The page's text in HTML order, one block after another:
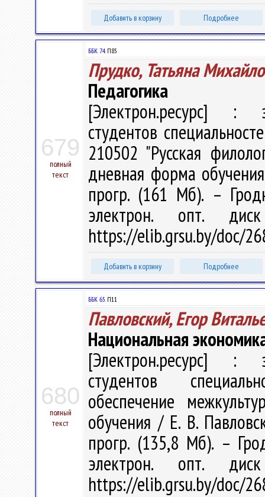
Добавить в корзину Подробнее
679
полный
текст
ББК 74.П85
Прудко, Татьяна
Педагогика
[Электрон.ресурс] :
студентов
210502 "Русская
дневная форма
прогр. (161 Мб). –
электрон. опт.
https://elib.grsu.by/doc/
Добавить в корзину Подробнее
680
полный
текст
ББК 65.П11
Павловский, Егор
Национальная
[Электрон.ресурс] :
студентов
обеспечение
обучения / Е. В.
прогр. (135,8 Мб). –
электрон. опт.
https://elib.grsu.by/doc/